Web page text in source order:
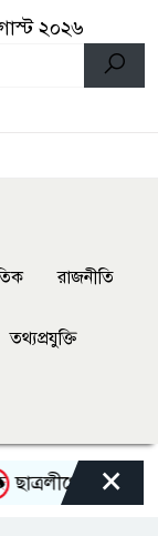
২০২৬
রাজনীতি
তথ্যপ্রযুক্তি
দোসর×